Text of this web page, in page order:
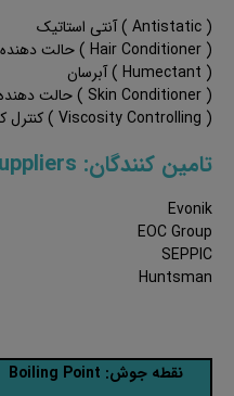
( Antistatic ) آنتی استاتیک
( Hair Conditioner ) حالت دهنده مو
( Humectant ) آبرسان
( Skin Conditioner ) حالت دهنده پوست
( Viscosity Controlling ) کنترل کننده گرانروی
تامین کنندگان: Suppliers
Evonik
EOC Group
SEPPIC
Huntsman
نقطه جوش: Boiling Point